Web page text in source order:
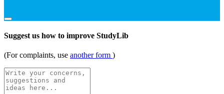
Suggest us how to improve StudyLib
(For complaints, use another form )